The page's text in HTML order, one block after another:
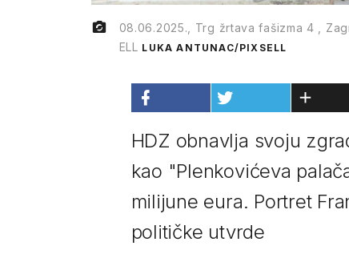
08.06.2025., Trg žrtava fašizma 4 ,
ELL
LUKA ANTUNAC/PIXSELL
HDZ obnavlja svoju
kao "Plenkovićeva
milijune eura. Portret
političke utvrde